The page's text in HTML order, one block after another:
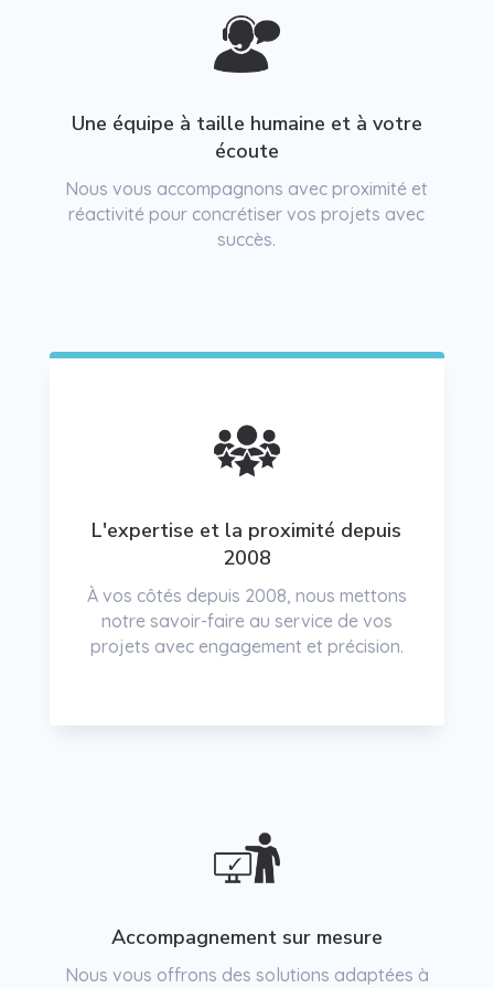
Une équipe à taille humaine et à votre
écoute
Nous vous accompagnons avec proximité et
réactivité pour concrétiser vos projets avec
succès.
L'expertise et la proximité depuis
2008
À vos côtés depuis 2008, nous mettons
notre savoir-faire au service de vos
projets avec engagement et précision.
Accompagnement sur mesure
Nous vous offrons des solutions adaptées à